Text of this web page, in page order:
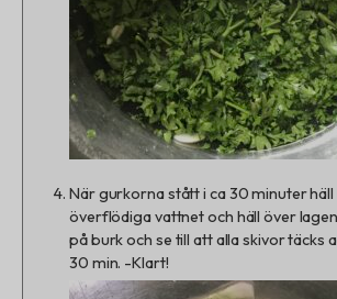
När gurkorna stått i ca 30 minuter
överflödiga vattnet och häll över
på burk och se till att alla skivor täcks
30 min. -Klart!